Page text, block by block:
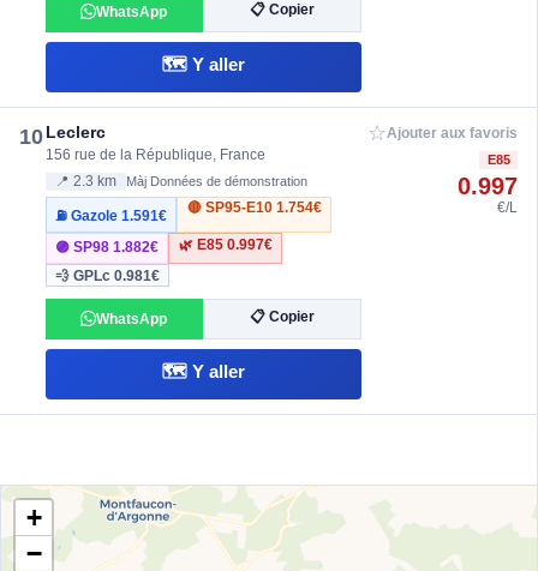
WhatsApp 📋 Copier
🗺️ Y aller
10Leclerc
156 rue de la République, France
📍 2.3 km Màj Données de démonstration
⛽ Gazole1.591€
🔴 SP95-E10 1.754€
🟣 SP981.882€ 🌿 E85 0.997€
💨 GPLc0.981€
WhatsApp 📋 Copier
🗺️ Y aller
☆Ajouter aux favoris
E85
0.997
€/L
+
−